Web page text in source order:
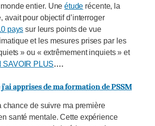
entier. Uneétude récente, la
avait pour objectif d’interroger
pays sur leurs points de vue
et les mesures prises par les
» ou « extrêmement inquiets » et
SAVOIR PLUS….
apprises de ma formation de PSSM
chance de suivre ma première
santé mentale. Cette expérience